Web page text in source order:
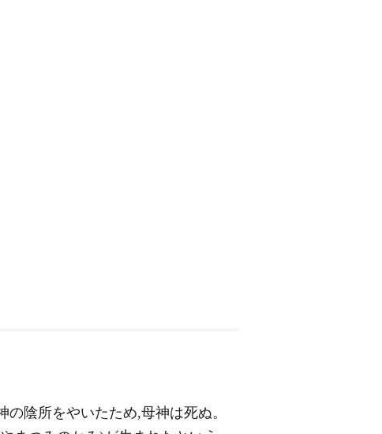
陰所をやいたため,母神は死ぬ。